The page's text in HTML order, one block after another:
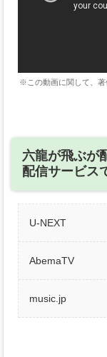
※この動画に関して、著
六龍が飛ぶが
配信サービス
U-NEXT
AbemaTV
music.jp